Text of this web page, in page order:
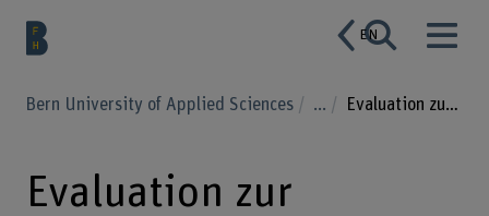
EN
Bern University of Applied Sciences ... Evaluation zur Optimierung der Waldpolitik 2020
Evaluation zur